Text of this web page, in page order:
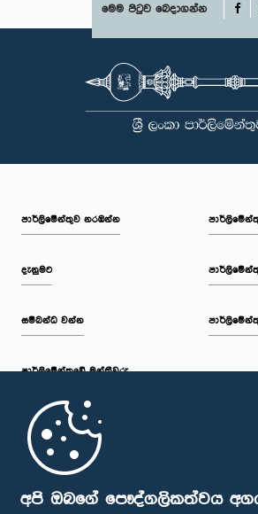
අපි ඔබගේ පෞද්ගලිකත්වය
මෙම පිටුව බෙදාගන්න
පාර්ලි‌මේන්තුව නරඹන්න
දැනුමට
සම්බන්ධ වන්න
පාර්ලි‌මේන්තුවේ මන්ත්‍රීවරු
මුල් පිටුව
පාර්ලිමේන්තු ජංගම යෙදුම